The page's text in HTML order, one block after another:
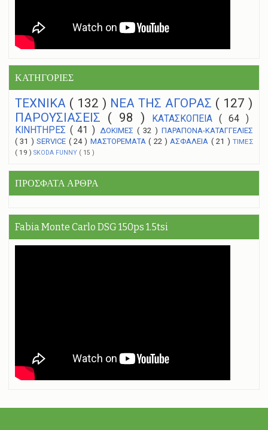
ΚΑΤΗΓΟΡΙΕΣ
ΤΕΧΝΙΚΑ ( 132 ) NEA THΣ ΑΓΟΡΑΣ ( 127 )
ΠΑΡΟΥΣΙΑΣΕΙΣ ( 98 ) ΚΑΤΑΣΚΟΠΕΙΑ ( 64 )
ΚΙΝΗΤΗΡΕΣ( 41 ) ΔΟΚΙΜΕΣ ( 32 ) ΠΑΡΑΠΟΝΑ-ΚΑΤΑΓΓΕΛΙΕΣ
( 31 )SERVICE ( 24 ) ΜΑΣΤΟΡΕΜΑΤΑ( 22 ) ΑΣΦΑΛΕΙΑ ( 21 )ΤΙΜΕΣ
( 19 ) SKODA FUNNY ( 15 )
ΠΡΟΣΦΑΤΑ ΑΡΘΡΑ
Fabia Monte Carlo DSG 150ps 1.5tsi